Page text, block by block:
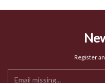
Register